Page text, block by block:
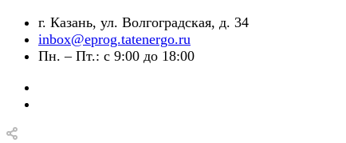
г. Казань, ул. Волгоградская, д. 34
inbox@eprog.tatenergo.ru
Пн. – Пт.: с 9:00 до 18:00